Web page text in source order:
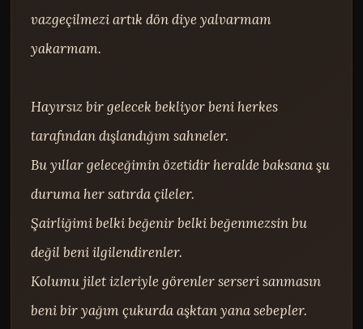
vazgeçilmezi artık dön diye yalvarmam
yakarmam.
Hayırsız bir gelecek bekliyor beni herkes
tarafından dışlandığım sahneler.
Bu yıllar geleceğimin özetidir heralde baksana şu
duruma her satırda çileler.
Şairliğimi belki beğenir belki beğenmezsin bu
değil beni ilgilendirenler.
Kolumu jilet izleriyle görenler serseri sanmasın
beni bir yağım çukurda aşktan yana sebepler.